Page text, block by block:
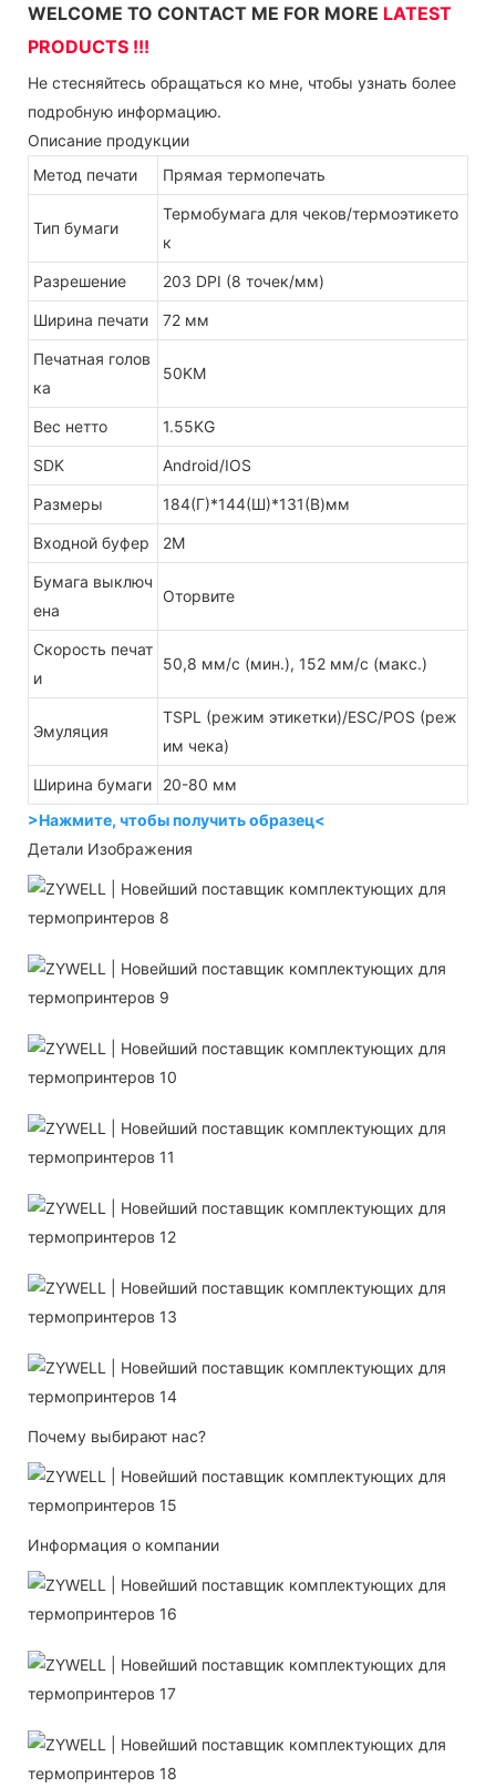
WELCOME TO CONTACT ME FOR MORE LATEST
PRODUCTS !!!
Не стесняйтесь обращаться ко мне, чтобы узнать более
подробную информацию.
Описание продукции
Метод печати
Прямая термопечать
Тип бумаги
Термобумага для чеков/термоэтикето
к
Разрешение 203 DPI (8 точек/мм)
Ширина печати 72 мм
Печатная голов
ка
50KM
Вес нетто 1.55KG
SDK Android/IOS
Размеры 184(Г)*144(Ш)*131(В)мм
Входной буфер 2M
Бумага выключ
ена
Оторвите
Скорость печат
и
50,8 мм/с (мин.), 152 мм/с (макс.)
Эмуляция
TSPL (режим этикетки)/ESC/POS (реж
им чека)
Ширина бумаги
20-80 мм
>Нажмите, чтобы получить образец<
Детали Изображения
Почему выбирают нас?
Информация о компании